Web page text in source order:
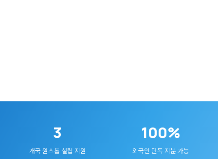
3
개국 원스톱 설립 지원
100%
외국인 단독 지분 가능